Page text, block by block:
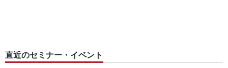
直近のセミナー・イベント